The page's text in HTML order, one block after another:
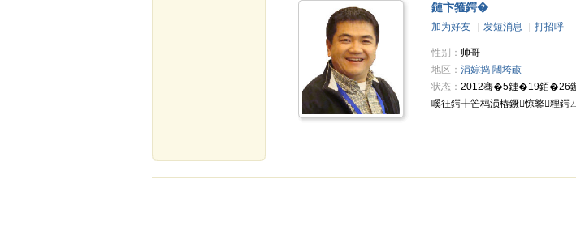
鏈卞箍鍔�
加为好友 发短消息 打招呼
性别： 帅哥
地区： 涓婃捣 闀垮畞
状态： 2012骞�5鏈�19銆�26
嗘彺鍔╁笀杩涢樁鐝惊鐜粴鍔